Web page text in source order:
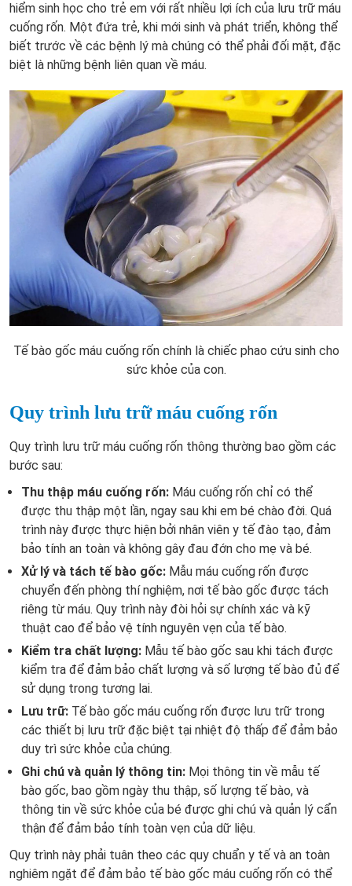
hiểm sinh học cho trẻ em với rất nhiều lợi ích của lưu trữ máu
cuống rốn. Một đứa trẻ, khi mới sinh và phát triển, không thể
biết trước về các bệnh lý mà chúng có thể phải đối mặt, đặc
biệt là những bệnh liên quan về máu.
Tế bào gốc máu cuống rốn chính là chiếc phao cứu sinh cho
sức khỏe của con.
Quy trình lưu trữ máu cuống rốn
Quy trình lưu trữ máu cuống rốn thông thường bao gồm các
bước sau:
Thu thập máu cuống rốn: Máu cuống rốn chỉ có thể
được thu thập một lần, ngay sau khi em bé chào đời. Quá
trình này được thực hiện bởi nhân viên y tế đào tạo, đảm
bảo tính an toàn và không gây đau đớn cho mẹ và bé.
Xử lý và tách tế bào gốc: Mẫu máu cuống rốn được
chuyển đến phòng thí nghiệm, nơi tế bào gốc được tách
riêng từ máu. Quy trình này đòi hỏi sự chính xác và kỹ
thuật cao để bảo vệ tính nguyên vẹn của tế bào.
Kiểm tra chất lượng: Mẫu tế bào gốc sau khi tách được
kiểm tra để đảm bảo chất lượng và số lượng tế bào đủ để
sử dụng trong tương lai.
Lưu trữ: Tế bào gốc máu cuống rốn được lưu trữ trong
các thiết bị lưu trữ đặc biệt tại nhiệt độ thấp để đảm bảo
duy trì sức khỏe của chúng.
Ghi chú và quản lý thông tin: Mọi thông tin về mẫu tế
bào gốc, bao gồm ngày thu thập, số lượng tế bào, và
thông tin về sức khỏe của bé được ghi chú và quản lý cẩn
thận để đảm bảo tính toàn vẹn của dữ liệu.
Quy trình này phải tuân theo các quy chuẩn y tế và an toàn
nghiêm ngặt để đảm bảo tế bào gốc máu cuống rốn có thể